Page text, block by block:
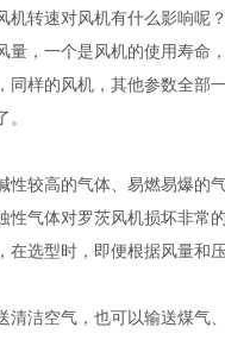
机转速对风机有什么影响呢
，一个是风机的使用寿命
样的风机，其他参数全部
较高的气体、易燃易爆的
气体对罗茨风机损坏非常
选型时，即便根据风量和
洁空气，也可以输送煤气